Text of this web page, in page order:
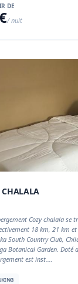
DE
/ nuit
CHALALA
Cozy chalala se
18 km, 21 km
South Country Club,
Botanical Garden. Doté
est inst....